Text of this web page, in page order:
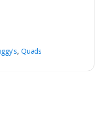
, Quads